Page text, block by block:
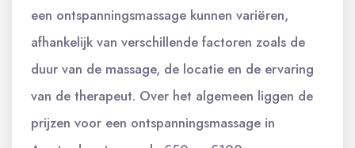
een ontspanningsmassage kunnen variëren,
afhankelijk van verschillende factoren zoals de
duur van de massage, de locatie en de ervaring
van de therapeut. Over het algemeen liggen de
prijzen voor een ontspanningsmassage in